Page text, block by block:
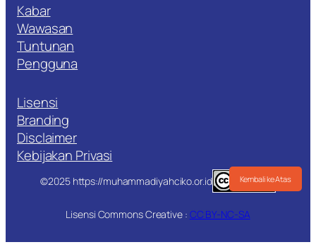
Kembali ke Atas
Kabar
Wawasan
Tuntunan
Pengguna
Lisensi
Branding
Disclaimer
Kebijakan Privasi
©2025 https://muhammadiyahciko.or.id
Lisensi Commons Creative : CC BY-NC-SA